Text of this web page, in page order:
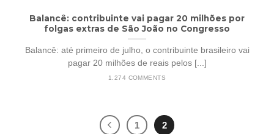
Balancê: contribuinte vai pagar 20 milhões por
folgas extras de São João no Congresso
Balancê: até primeiro de julho, o contribuinte brasileiro vai
pagar 20 milhões de reais pelos [...]
1.274 COMMENTS
1 2